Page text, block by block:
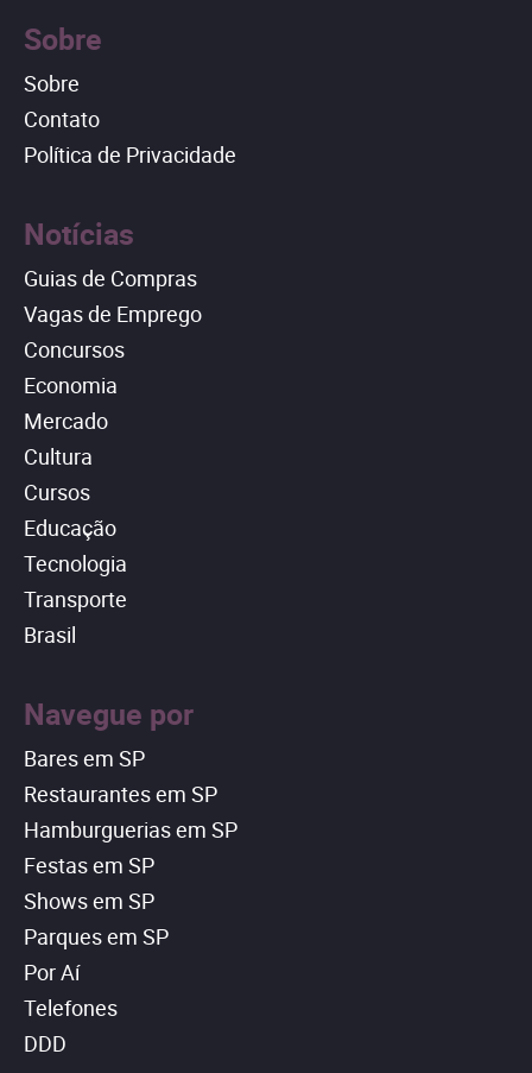
Sobre
Sobre
Contato
Política de Privacidade
Notícias
Guias de Compras
Vagas de Emprego
Concursos
Economia
Mercado
Cultura
Cursos
Educação
Tecnologia
Transporte
Brasil
Navegue por
Bares em SP
Restaurantes em SP
Hamburguerias em SP
Festas em SP
Shows em SP
Parques em SP
Por Aí
Telefones
DDD